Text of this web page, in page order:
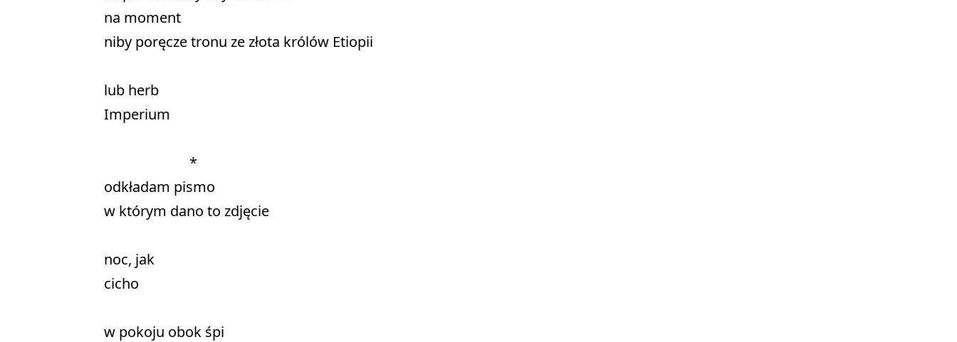
na moment
niby poręcze tronu ze złota królów Etiopii
lub herb
Imperium
                        *
odkładam pismo
w którym dano to zdjęcie
noc, jak
cicho
w pokoju obok śpi